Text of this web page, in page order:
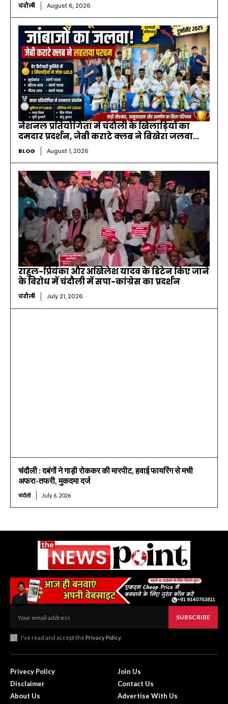
चंदौली August 6, 2026
नेशनल प्रतियोगिता में चंदौली के खिलाड़ियों का
दमदार प्रदर्शन, जेबी कराटे क्लब ने बिखेरा जलवा…
BLOG August 1, 2026
राहुल-प्रियंका और अखिलेश यादव के डिटेन किए जाने
के विरोध में चंदौली में सपा-कांग्रेस का प्रदर्शन
चंदौली July 21, 2026
चंदौली : दबंगों ने गाड़ी रोककर की मारपीट, हवाई फायरिंग से मची
अफरा-तफरी, मुकदमा दर्ज
चंदौली July 6, 2026
SUBSCRIBE
I've read and accept the Privacy Policy.
Privecy Policy
Disclaimer
About Us
Join Us
Contact Us
Advertise With Us